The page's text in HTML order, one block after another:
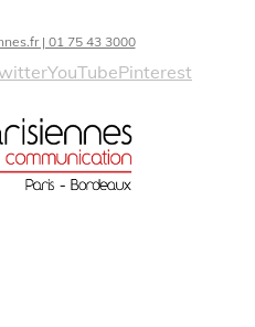
| 01 75 43 3000
YouTubePinterest